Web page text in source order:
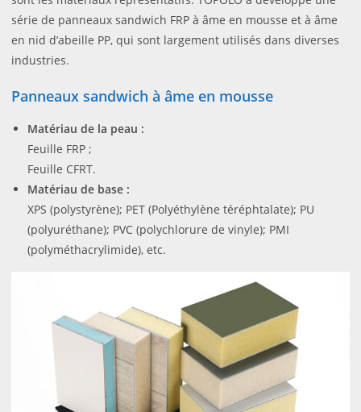
série de panneaux sandwich FRP à âme en mousse et à âme
en nid d’abeille PP, qui sont largement utilisés dans diverses
industries.
Panneaux sandwich à âme en mousse
Matériau de la peau :
Feuille FRP ;
Feuille CFRT.
Matériau de base :
XPS (polystyrène); PET (Polyéthylène téréphtalate); PU
(polyuréthane); PVC (polychlorure de vinyle); PMI
(polyméthacrylimide), etc.